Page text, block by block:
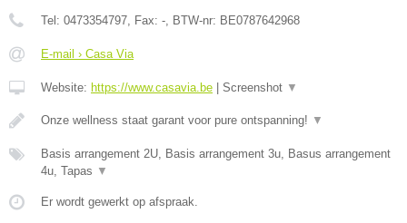
Tel: 0473354797, Fax: -, BTW-nr: BE0787642968
E-mail › Casa Via
Website: https://www.casavia.be Screenshot ▼
Onze wellness staat garant voor pure ontspanning! ▼
Basis arrangement 2U, Basis arrangement 3u, Basus arrangement
4u, Tapas ▼
Er wordt gewerkt op afspraak.